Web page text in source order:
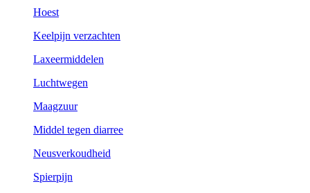
Hoest
Keelpijn verzachten
Laxeermiddelen
Luchtwegen
Maagzuur
Middel tegen diarree
Neusverkoudheid
Spierpijn